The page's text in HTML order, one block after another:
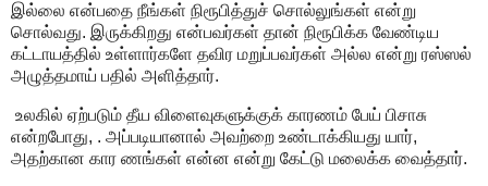
இல்லை என்பதை நீங்கள் நிரூபித்துச் சொல்லுங்கள் என்று
சொல்வது. இருக்கிறது என்பவர்கள் தான் நிரூபிக்க வேண்டிய
கட்டாயத்தில் உள்ளார்களே தவிர மறுப்பவர்கள் அல்ல என்று ரஸ்ஸல்
அழுத்தமாய் பதில் அளித்தார்.
உலகில் ஏற்படும் தீய விளைவுகளுக்குக் காரணம் பேய் பிசாசு
என்றபோது, . அப்படியானால் அவற்றை உண்டாக்கியது யார்,
அதற்கான கார ணங்கள் என்ன என்று கேட்டு மலைக்க வைத்தார்.